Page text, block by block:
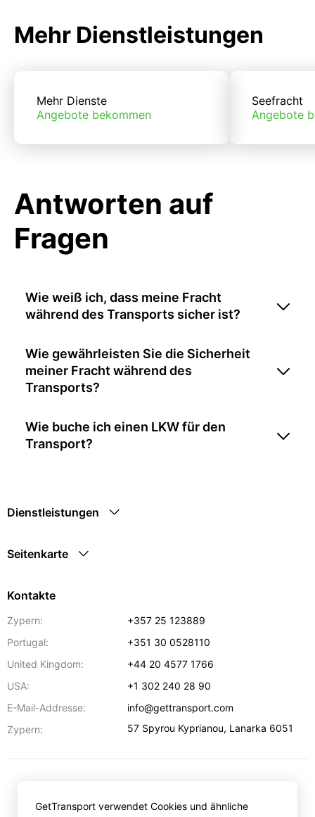
Mehr Dienstleistungen
Mehr Dienste
Angebote bekommen
Seefracht
Angebote
Antworten auf
Fragen
Wie weiß ich, dass meine Fracht
während des Transports sicher ist?
Wie gewährleisten Sie die Sicherheit
meiner Fracht während des
Transports?
Wie buche ich einen LKW für den
Transport?
Dienstleistungen
Seitenkarte
Kontakte
Zypern:
+357 25 123889
Portugal:
+351 30 0528110
United Kingdom:
+44 20 4577 1766
USA:
+1 302 240 28 90
E-Mail-Addresse:
info@gettransport.com
Zypern:
57 Spyrou Kyprianou, Lanarka 6051
GetTransport verwendet Cookies und ähnliche